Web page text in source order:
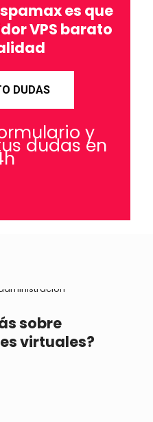
es que
VPS barato
DUDAS
y
dudas en
sobre
virtuales?